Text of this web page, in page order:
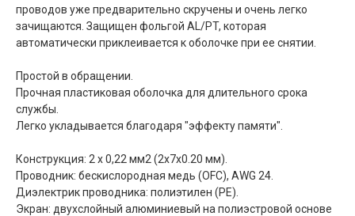
проводов уже предварительно скручены и очень легко
зачищаются. Защищен фольгой AL/PT, которая
автоматически приклеивается к оболочке при ее снятии.
Простой в обращении.
Прочная пластиковая оболочка для длительного срока
службы.
Легко укладывается благодаря "эффекту памяти".
Конструкция: 2 х 0,22 мм2 (2х7х0.20 мм).
Проводник: бескислородная медь (OFC), AWG 24.
Диэлектрик проводника: полиэтилен (PE).
Экран: двухслойный алюминиевый на полиэстровой основе